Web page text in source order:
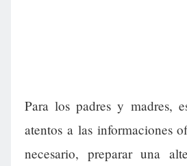
Para los padres y madres,
atentos a las informaciones
necesario, preparar una